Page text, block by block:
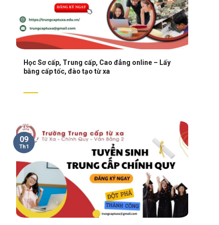
Học Sơ cấp, Trung cấp, Cao đẳng online – Lấy
bằng cấp tốc, đào tạo từ xa
09
Th1